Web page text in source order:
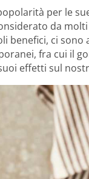
per le
da
benefici, ci
fra cui il
effetti sul